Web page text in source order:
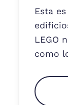
Esta
LEGO
como